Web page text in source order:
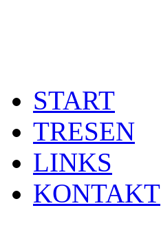
START
TRESEN
LINKS
KONTAKT